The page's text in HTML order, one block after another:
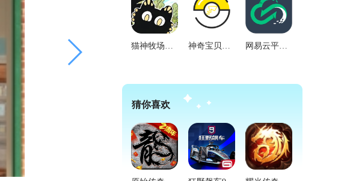
猫神牧场汉化版 神奇宝贝图鉴免费版 网易云平台官方正版
猜你喜欢